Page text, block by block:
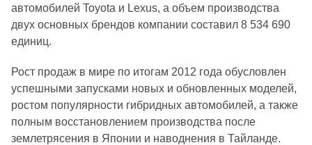
автомобилей Toyota и Lexus, а объем производства
двух основных брендов компании составил 8 534 690
единиц.
Рост продаж в мире по итогам 2012 года обусловлен
успешными запусками новых и обновленных моделей,
ростом популярности гибридных автомобилей, а также
полным восстановлением производства после
землетрясения в Японии и наводнения в Тайланде.